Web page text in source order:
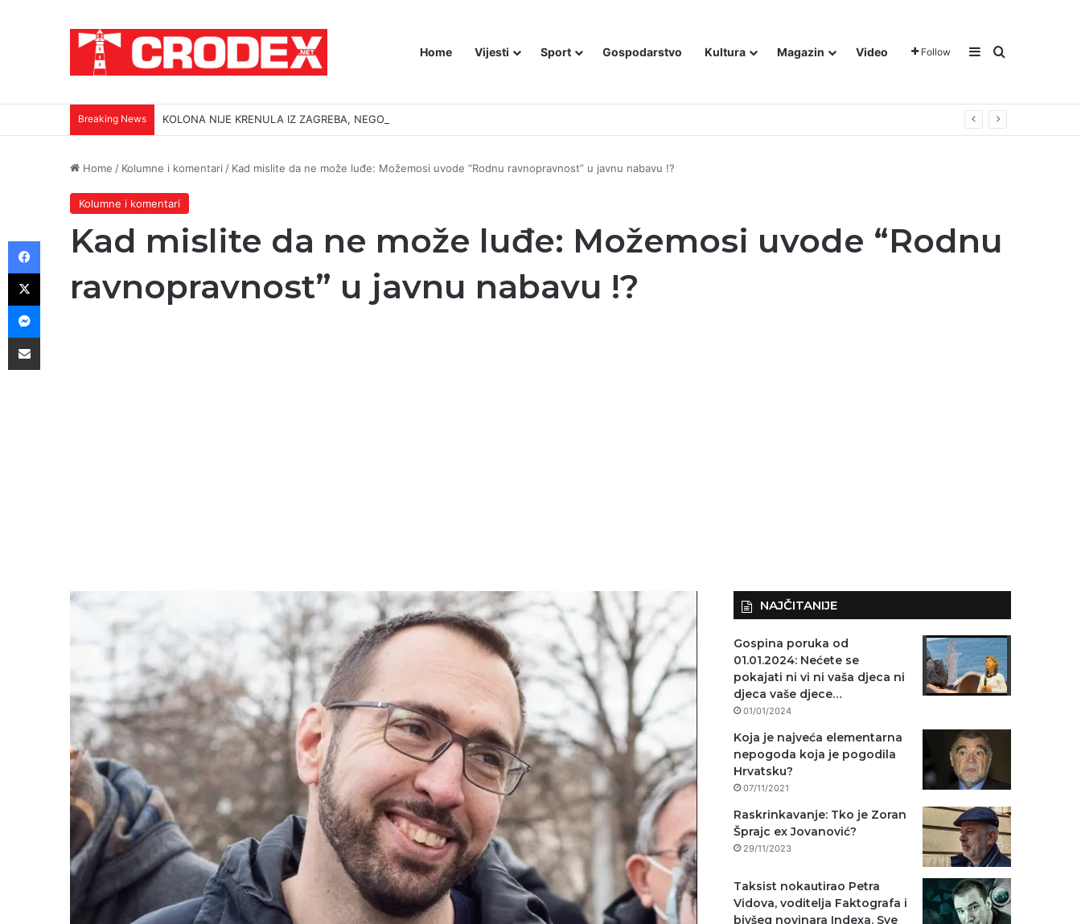
Home Vijesti Sport Gospodarstvo Kultura Magazin Video Follow Sidebar
Traži
Breaking News KOLONA NIJE KRENULA IZ ZAGREBA, NEGO BEOGRADA – NIKAKVI MITOVI NE MOGU PROMIJENITI ISTINU
Home / Kolumne i komentari / Kad mislite da ne može luđe: Možemosi uvode “Rodnu ravnopravnost” u javnu nabavu !?
Kolumne i komentari
Kad mislite da ne može luđe: Možemosi uvode “Rodnu
ravnopravnost” u javnu nabavu !?
NAJČITANIJE
Gospina poruka od
01.01.2024: Nećete se
pokajati ni vi ni vaša djeca ni
djeca vaše djece…
01/01/2024
Koja je najveća elementarna
nepogoda koja je pogodila
Hrvatsku?
07/11/2021
Raskrinkavanje: Tko je Zoran
Šprajc ex Jovanović?
29/11/2023
Taksist nokautirao Petra
Vidova, voditelja Faktografa i
bivšeg novinara Indexa. Sve
Facebook
X
Messenger
Podijeli putem E-maila